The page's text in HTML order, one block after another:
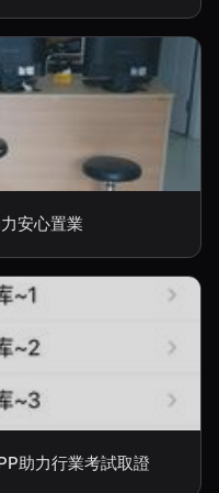
安心置業
助力行業考試取證